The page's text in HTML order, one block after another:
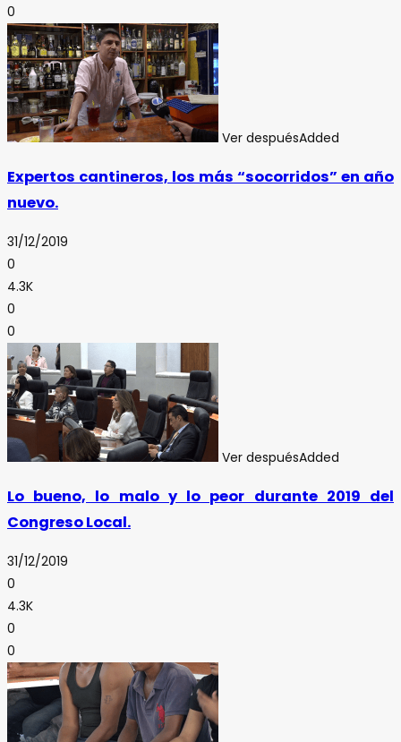
0
Ver despuésAdded
Expertos cantineros, los más “socorridos” en año
nuevo.
31/12/2019
0
4.3K
0
0
Ver despuésAdded
Lo bueno, lo malo y lo peor durante 2019 del
Congreso Local.
31/12/2019
0
4.3K
0
0